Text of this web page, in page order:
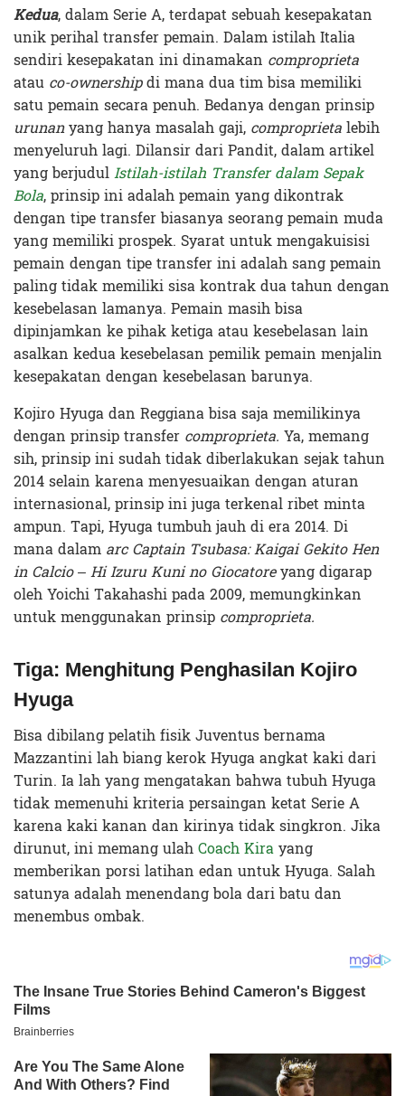
Kedua, dalam Serie A, terdapat sebuah kesepakatan
unik perihal transfer pemain. Dalam istilah Italia
sendiri kesepakatan ini dinamakan comproprieta
atau co-ownershipdi mana dua tim bisa memiliki
satu pemain secara penuh. Bedanya dengan prinsip
urunanyang hanya masalah gaji, comproprietalebih
menyeluruh lagi. Dilansir dari Pandit, dalam artikel
yang berjudulIstilah-istilah Transfer dalam Sepak
Bola, prinsip ini adalah pemain yang dikontrak
dengan tipe transfer biasanya seorang pemain muda
yang memiliki prospek. Syarat untuk mengakuisisi
pemain dengan tipe transfer ini adalah sang pemain
paling tidak memiliki sisa kontrak dua tahun dengan
kesebelasan lamanya. Pemain masih bisa
dipinjamkan ke pihak ketiga atau kesebelasan lain
asalkan kedua kesebelasan pemilik pemain menjalin
kesepakatan dengan kesebelasan barunya.
Kojiro Hyuga dan Reggiana bisa saja memilikinya
dengan prinsip transfer comproprieta. Ya, memang
sih, prinsip ini sudah tidak diberlakukan sejak tahun
2014 selain karena menyesuaikan dengan aturan
internasional, prinsip ini juga terkenal ribet minta
ampun. Tapi, Hyuga tumbuh jauh di era 2014. Di
mana dalam arc Captain Tsubasa: Kaigai Gekito Hen
in Calcio – Hi Izuru Kuni no Giocatoreyang digarap
oleh Yoichi Takahashi pada 2009, memungkinkan
untuk menggunakan prinsip comproprieta.
Tiga: Menghitung Penghasilan Kojiro
Hyuga
Bisa dibilang pelatih fisik Juventus bernama
Mazzantini lah biang kerok Hyuga angkat kaki dari
Turin. Ia lah yang mengatakan bahwa tubuh Hyuga
tidak memenuhi kriteria persaingan ketat Serie A
karena kaki kanan dan kirinya tidak singkron. Jika
dirunut, ini memang ulahCoach Kirayang
memberikan porsi latihan edan untuk Hyuga. Salah
satunya adalah menendang bola dari batu dan
menembus ombak.